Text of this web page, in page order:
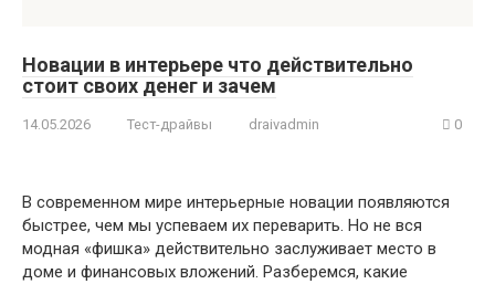
Новации в интерьере что действительно
стоит своих денег и зачем
14.05.2026 Тест-драйвы draivadmin 0
В современном мире интерьерные новации появляются
быстрее, чем мы успеваем их переварить. Но не вся
модная «фишка» действительно заслуживает место в
доме и финансовых вложений. Разберемся, какие